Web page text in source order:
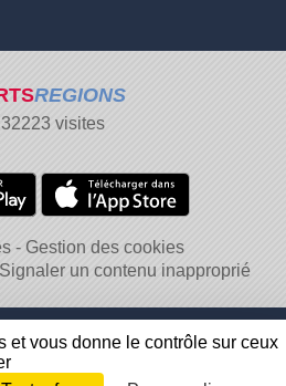
REGIONS
32223visites
Gestion des cookies
Signaler un contenu inapproprié
et vous donne le contrôle sur ceux